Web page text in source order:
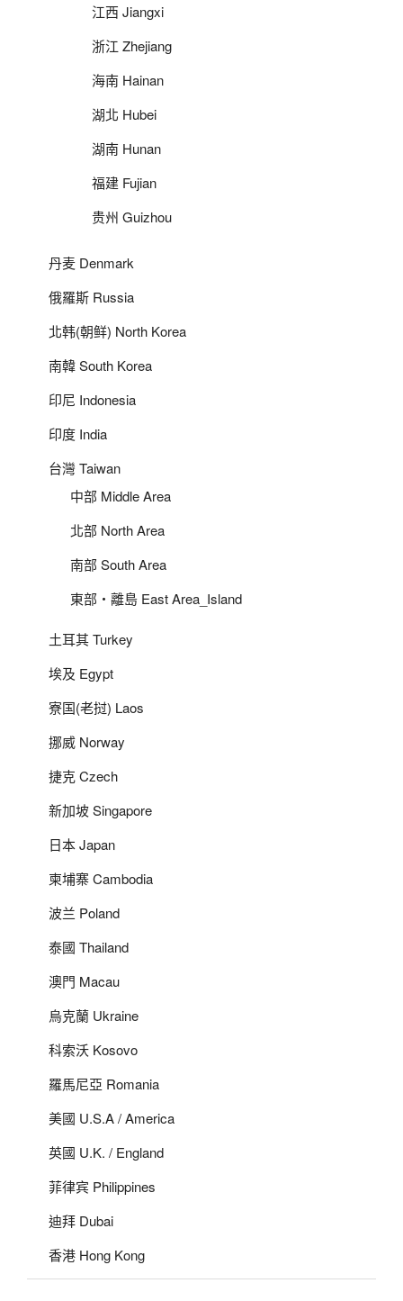
江西 Jiangxi
浙江 Zhejiang
海南 Hainan
湖北 Hubei
湖南 Hunan
福建 Fujian
贵州 Guizhou
丹麦 Denmark
俄羅斯 Russia
北韩(朝鲜) North Korea
南韓 South Korea
印尼 Indonesia
印度 India
台灣 Taiwan
中部 Middle Area
北部 North Area
南部 South Area
東部‧離島 East Area_Island
土耳其 Turkey
埃及 Egypt
寮国(老挝) Laos
挪威 Norway
捷克 Czech
新加坡 Singapore
日本 Japan
柬埔寨 Cambodia
波兰 Poland
泰國 Thailand
澳門 Macau
烏克蘭 Ukraine
科索沃 Kosovo
羅馬尼亞 Romania
美國 U.S.A / America
英國 U.K. / England
菲律宾 Philippines
迪拜 Dubai
香港 Hong Kong